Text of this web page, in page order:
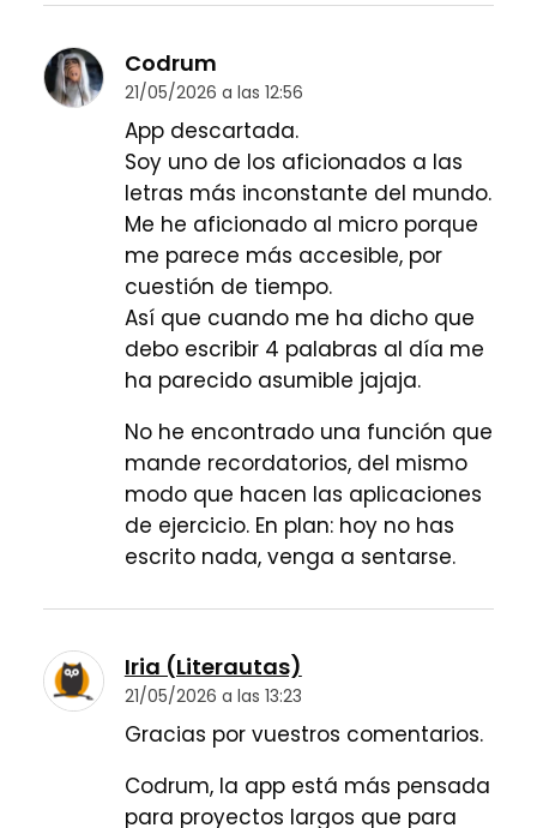
Codrum
21/05/2026 a las 12:56
App descartada.
Soy uno de los aficionados a las
letras más inconstante del mundo.
Me he aficionado al micro porque
me parece más accesible, por
cuestión de tiempo.
Así que cuando me ha dicho que
debo escribir 4 palabras al día me
ha parecido asumible jajaja.
No he encontrado una función que
mande recordatorios, del mismo
modo que hacen las aplicaciones
de ejercicio. En plan: hoy no has
escrito nada, venga a sentarse.
Iria (Literautas)
21/05/2026 a las 13:23
Gracias por vuestros comentarios.
Codrum, la app está más pensada
para proyectos largos que para